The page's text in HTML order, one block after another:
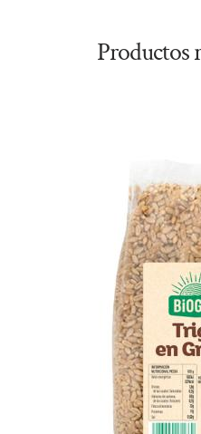
Productos